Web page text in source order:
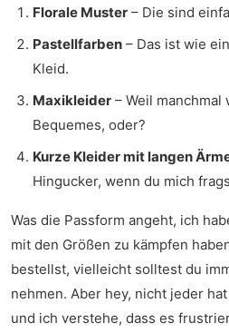
Florale Muster – Die sind
Pastellfarben – Das ist wie
Kleid.
Maxikleider – Weil manchmal
Bequemes, oder?
Kurze Kleider mit langen
Hingucker, wenn du mich
Was die Passform angeht, ich
mit den Größen zu kämpfen
bestellst, vielleicht solltest du
nehmen. Aber hey, nicht jeder
und ich verstehe, dass es